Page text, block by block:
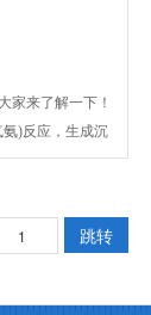
家来了解一下！
)反应，生成沉
氧化镁。
跳转